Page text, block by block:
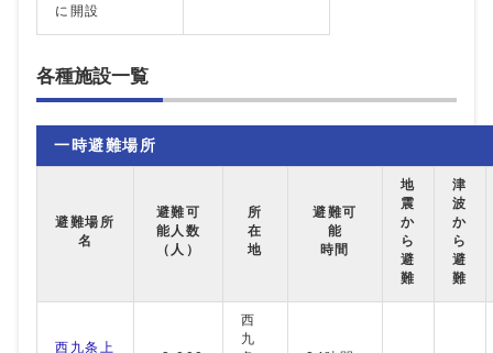
に開設
各種施設一覧
一時避難場所
避難場所
名
避難可
能人数
（人）
所
在
地
避難可
能
時間
地
震
か
ら
避
難
津
波
か
ら
避
難
西九条上
西
九